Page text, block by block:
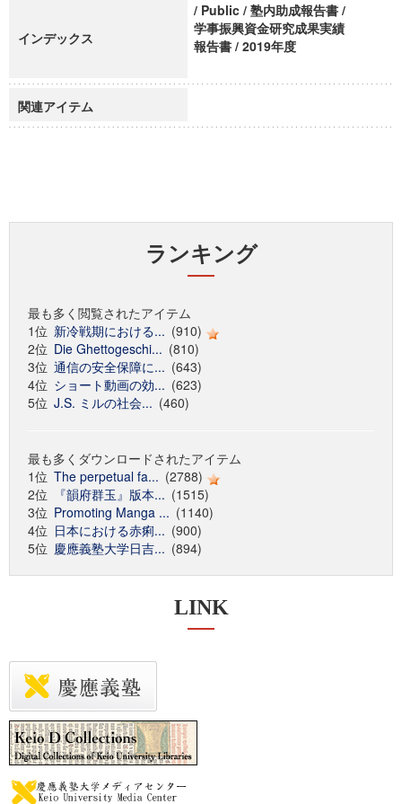
インデックス
/ Public / 塾内助成報告書 /
学事振興資金研究成果実績
報告書 / 2019年度
関連アイテム
ランキング
最も多く閲覧されたアイテム
1位 新冷戦期における... (910)
2位 Die Ghettogeschi... (810)
3位 通信の安全保障に... (643)
4位 ショート動画の効... (623)
5位 J.S. ミルの社会... (460)
最も多くダウンロードされたアイテム
1位 The perpetual fa... (2788)
2位
『韻府群玉』版本... (1515)
3位 Promoting Manga ... (1140)
4位 日本における赤痢... (900)
5位 慶應義塾大学日吉... (894)
LINK